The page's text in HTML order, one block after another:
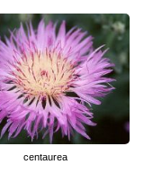
centaurea